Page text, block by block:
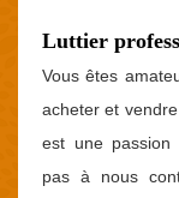
Luttier
Vous êtes
acheter et
est une passion
pas à nous